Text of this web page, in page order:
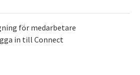
för medarbetare
in till Connect